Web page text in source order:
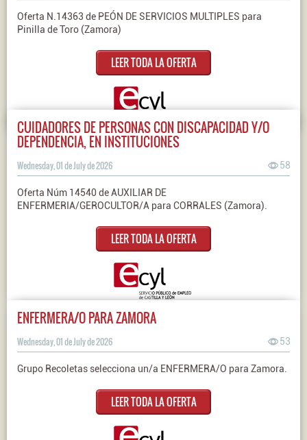
Oferta N.14363 de PEÓN DE SERVICIOS MULTIPLES para
Pinilla de Toro (Zamora)
LEER TODA LA OFERTA
CUIDADORES DE PERSONAS CON DISCAPACIDAD Y/O
DEPENDENCIA, EN INSTITUCIONES
Wednesday, 01 de July de 2026 58
Oferta Núm 14540 de AUXILIAR DE
ENFERMERIA/GEROCULTOR/A para CORRALES (Zamora).
LEER TODA LA OFERTA
ENFERMERA/O PARA ZAMORA
Wednesday, 01 de July de 2026 53
Grupo Recoletas selecciona un/a ENFERMERA/O para Zamora.
LEER TODA LA OFERTA